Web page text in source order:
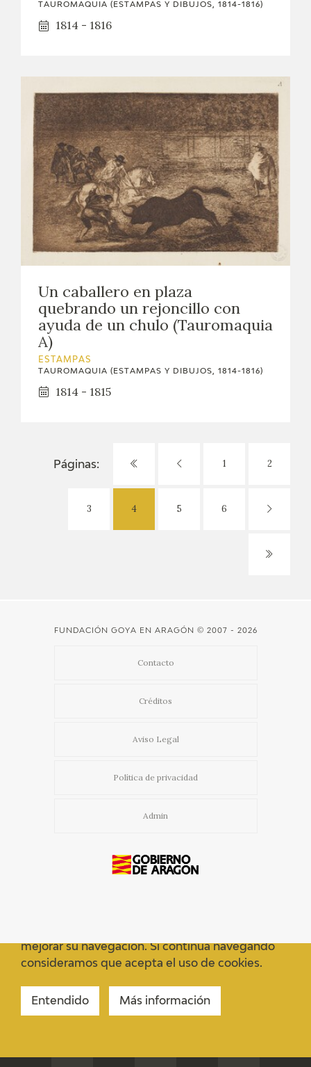
TAUROMAQUIA (ESTAMPAS Y DIBUJOS, 1814-1816)
1814 - 1816
Un caballero en plaza
quebrando un rejoncillo con
ayuda de un chulo (Tauromaquia
A)
ESTAMPAS
TAUROMAQUIA (ESTAMPAS Y DIBUJOS, 1814-1816)
1814 - 1815
Páginas: 1 2
3 4 5 6
FUNDACIÓN GOYA EN ARAGÓN © 2007 - 2026
Contacto
Créditos
Aviso Legal
Política de privacidad
Admin
mejorar su navegación. Si continua navegando
consideramos que acepta el uso de cookies.
Entendido Más información